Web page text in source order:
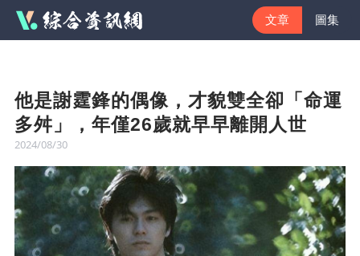
文章 圖集
他是謝霆鋒的偶像，才貌雙全卻「命運
多舛」，年僅26歲就早早離開人世
2024/08/30